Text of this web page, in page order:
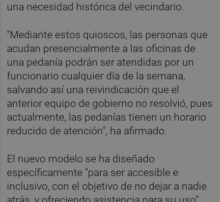
una necesidad histórica del vecindario.
"Mediante estos quioscos, las personas que
acudan presencialmente a las oficinas de
una pedanía podrán ser atendidas por un
funcionario cualquier día de la semana,
salvando así una reivindicación que el
anterior equipo de gobierno no resolvió, pues
actualmente, las pedanías tienen un horario
reducido de atención", ha afirmado.
El nuevo modelo se ha diseñado
específicamente "para ser accesible e
inclusivo, con el objetivo de no dejar a nadie